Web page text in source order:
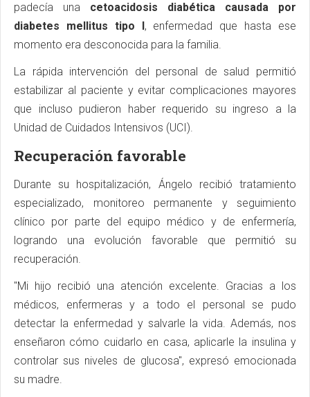
padecía una cetoacidosis diabética causada por
diabetes mellitus tipo I , enfermedad que hasta ese
momento era desconocida para la familia.
La rápida intervención del personal de salud permitió
estabilizar al paciente y evitar complicaciones mayores
que incluso pudieron haber requerido su ingreso a la
Unidad de Cuidados Intensivos (UCI).
Recuperación favorable
Durante su hospitalización, Ángelo recibió tratamiento
especializado, monitoreo permanente y seguimiento
clínico por parte del equipo médico y de enfermería,
logrando una evolución favorable que permitió su
recuperación.
"Mi hijo recibió una atención excelente. Gracias a los
médicos, enfermeras y a todo el personal se pudo
detectar la enfermedad y salvarle la vida. Además, nos
enseñaron cómo cuidarlo en casa, aplicarle la insulina y
controlar sus niveles de glucosa", expresó emocionada
su madre.